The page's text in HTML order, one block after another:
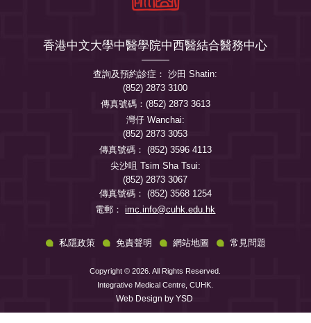
香港中文大學中醫學院中西醫結合醫務中心
查詢及預約診症： 沙田 Shatin:
(852) 2873 3100
傳真號碼：(852) 2873 3613
灣仔 Wanchai:
(852) 2873 3053
傳真號碼： (852) 3596 4113
尖沙咀 Tsim Sha Tsui:
(852) 2873 3067
傳真號碼： (852) 3568 1254
電郵：imc.info@cuhk.edu.hk
私隱政策 免責聲明 網站地圖 常見問題
Copyright © 2026. All Rights Reserved.
Integrative Medical Centre, CUHK.
Web Design by YSD